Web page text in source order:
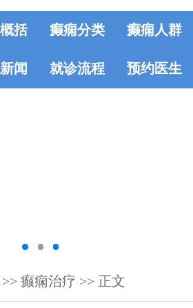
括 癫痫分类 癫痫人群
闻 就诊流程 预约医生
>> 癫痫治疗 >> 正文